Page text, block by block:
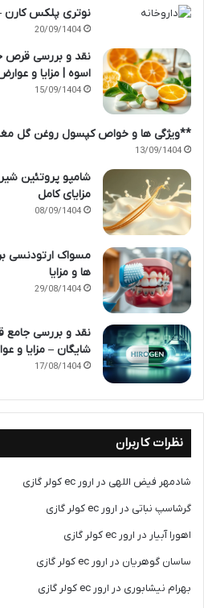
نوتری پلکس کارن – ۷ ویژگی برتر، فواید و
20/09/1404
اسوه | مزایا و
15/09/1404
**ویژگی ها و خواص کپسول روغن گل
13/09/1404
شامپو پروتئین
مزایای کامل
08/09/1404
مسواک ارتودنسی
ها و مزایا
29/08/1404
نقد و بررسی جامع
شایگان – مزایا و
17/08/1404
نظرات کاربران
شادمهر فیض اللهی در ارور ec کولر گازی
گرشاسپ نباتی در ارور ec کولر گازی
اهورا آبیار در ارور ec کولر گازی
ساسان گوهریان در ارور ec کولر گازی
بهرام نیشابوری در ارور ec کولر گازی